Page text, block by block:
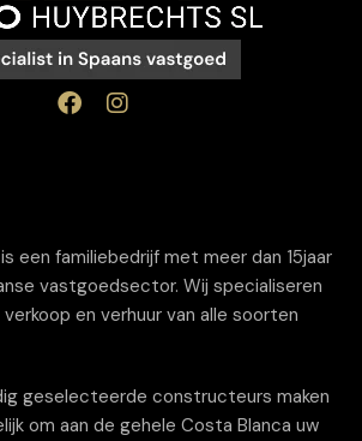
een familiebedrijf met meer dan 15jaar
vastgoedsector. Wij specialiseren
en verhuur van alle soorten
geselecteerde constructeurs maken
om aan de gehele Costa Blanca uw